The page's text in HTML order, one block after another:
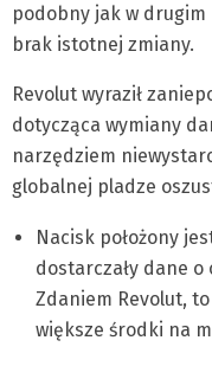
podobny jak w drugim
brak istotnej zmiany.
Revolut wyraził
dotycząca wymiany
narzędziem
globalnej pladze
Nacisk położony
dostarczały dane
Zdaniem Revolut,
większe środki na